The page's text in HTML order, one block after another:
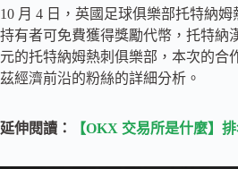
10 月 4 日，英國足球俱樂部托特納
持有者可免費獲得獎勵代幣，托特納
元的托特納姆熱刺俱樂部，本次的合
茲經濟前沿的粉絲的詳細分析。
延伸閱讀： 【OKX 交易所是什麼】